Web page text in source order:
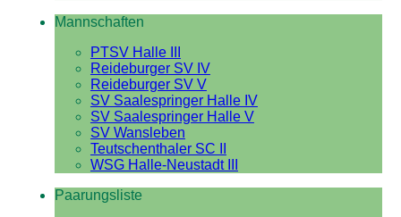
Mannschaften
PTSV Halle III
Reideburger SV IV
Reideburger SV V
SV Saalespringer Halle IV
SV Saalespringer Halle V
SV Wansleben
Teutschenthaler SC II
WSG Halle-Neustadt III
Paarungsliste